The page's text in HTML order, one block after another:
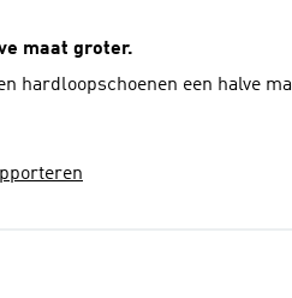
maat groter.
hardloopschoenen een halve